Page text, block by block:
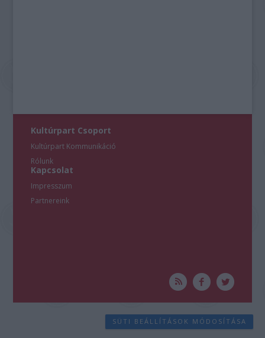
Kultúrpart Csoport
Kultúrpart Kommunikáció
Rólunk
Kapcsolat
Impresszum
Partnereink
SÜTI BEÁLLÍTÁSOK MÓDOSÍTÁSA